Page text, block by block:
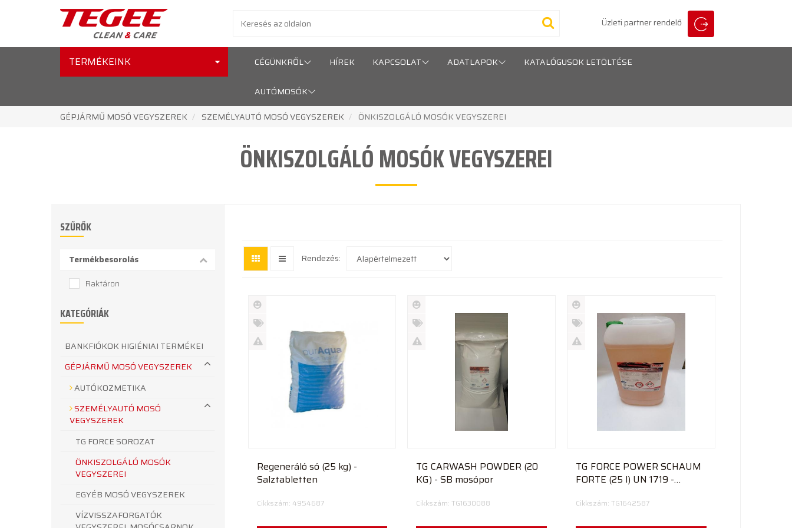
Üzleti partner rendelő
TERMÉKEINK CÉGÜNKRŐL HÍREK KAPCSOLAT ADATLAPOK KATALÓGUSOK LETÖLTÉSE
AUTÓMOSÓK
GÉPJÁRMŰ MOSÓ VEGYSZEREK
SZEMÉLYAUTÓ MOSÓ VEGYSZEREK ÖNKISZOLGÁLÓ MOSÓK VEGYSZEREI
ÖNKISZOLGÁLÓ MOSÓK VEGYSZEREI
SZŰRŐK
Termékbesorolás
Raktáron
KATEGÓRIÁK
BANKFIÓKOK HIGIÉNIAI TERMÉKEI
GÉPJÁRMŰ MOSÓ VEGYSZEREK
AUTÓKOZMETIKA
SZEMÉLYAUTÓ MOSÓ
VEGYSZEREK
TG FORCE SOROZAT
ÖNKISZOLGÁLÓ MOSÓK
VEGYSZEREI
EGYÉB MOSÓ VEGYSZEREK
VÍZVISSZAFORGATÓK
Rendezés:
Új
termék
%
Regeneráló só (25 kg) -
Salztabletten
Cikkszám: 4954687
Új
termék
%
TG CARWASH POWDER (20
KG) - SB mosópor
Cikkszám: TG1630088
Új
termék
%
TG FORCE POWER SCHAUM
FORTE (25 l) UN 1719 -
Cikkszám: TG1642587